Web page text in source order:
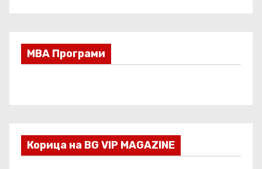
ц
т
е
МВА Програми
Корица на BG VIP MAGAZINE